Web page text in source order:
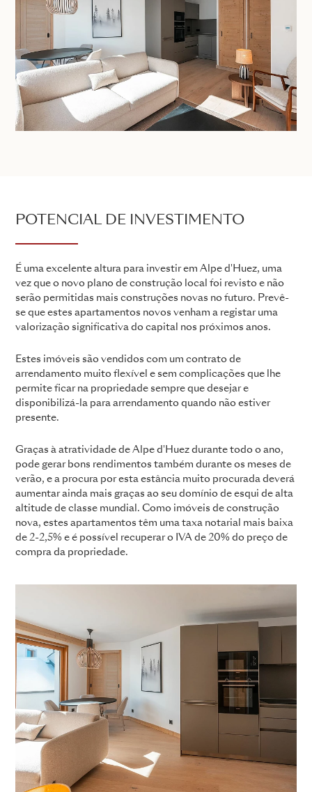
POTENCIAL DE INVESTIMENTO
É uma excelente altura para investir em Alpe d'Huez, uma
vez que o novo plano de construção local foi revisto e não
serão permitidas mais construções novas no futuro. Prevê-
se que estes apartamentos novos venham a registar uma
valorização significativa do capital nos próximos anos.
Estes imóveis são vendidos com um contrato de
arrendamento muito flexível e sem complicações que lhe
permite ficar na propriedade sempre que desejar e
disponibilizá-la para arrendamento quando não estiver
presente.
Graças à atratividade de Alpe d'Huez durante todo o ano,
pode gerar bons rendimentos também durante os meses de
verão, e a procura por esta estância muito procurada deverá
aumentar ainda mais graças ao seu domínio de esqui de alta
altitude de classe mundial. Como imóveis de construção
nova, estes apartamentos têm uma taxa notarial mais baixa
de 2-2,5% e é possível recuperar o IVA de 20% do preço de
compra da propriedade.